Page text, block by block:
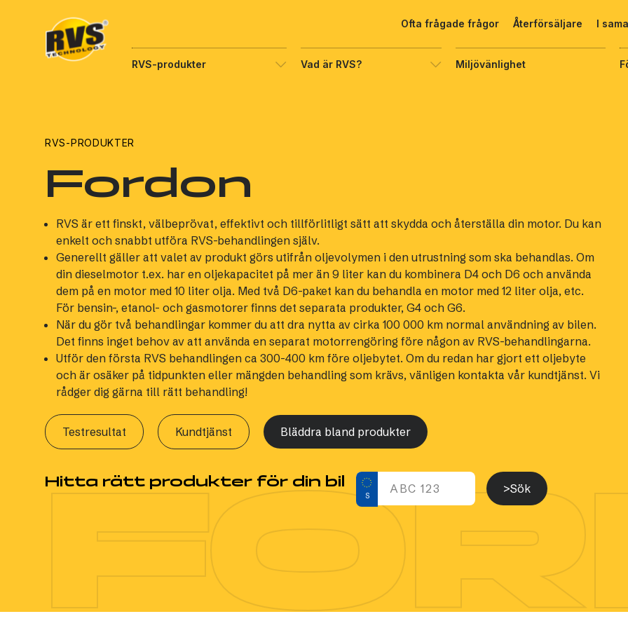
Ofta frågade frågor Återförsäljare I
RVS-produkter Vad är RVS? Miljövänlighet
RVS-PRODUKTER
Fordon
RVS är ett finskt, välbeprövat, effektivt och tillförlitligt sätt att skydda och återställa din motor. Du kan
enkelt och snabbt utföra RVS-behandlingen själv.
Generellt gäller att valet av produkt görs utifrån oljevolymen i den utrustning som ska behandlas. Om
din dieselmotor t.ex. har en oljekapacitet på mer än 9 liter kan du kombinera D4 och D6 och använda
dem på en motor med 10 liter olja. Med två D6-paket kan du behandla en motor med 12 liter olja, etc.
För bensin-, etanol- och gasmotorer finns det separata produkter, G4 och G6.
När du gör två behandlingar kommer du att dra nytta av cirka 100 000 km normal användning av bilen.
Det finns inget behov av att använda en separat motorrengöring före någon av RVS-behandlingarna.
Utför den första RVS behandlingen ca 300-400 km före oljebytet. Om du redan har gjort ett oljebyte
och är osäker på tidpunkten eller mängden behandling som krävs, vänligen kontakta vår kundtjänst. Vi
rådger dig gärna till rätt behandling!
Testresultat Kundtjänst Bläddra bland produkter
Hitta rätt produkter för din bil
S
>Sök